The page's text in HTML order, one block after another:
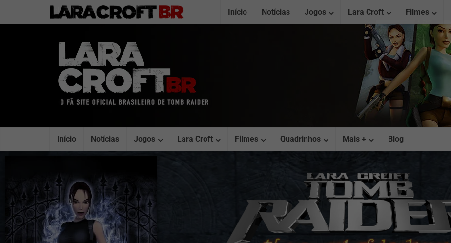
Início Notícias Jogos Lara Croft Filmes
Sobre
Início Notícias Jogos Lara Croft Filmes Quadrinhos Mais + Blog